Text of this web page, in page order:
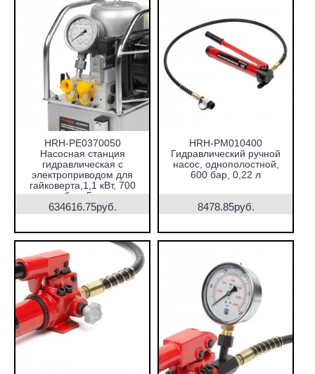
HRH-PE0370050
Насосная станция
гидравлическая с
электроприводом для
гайковерта,1,1 кВт, 700
бар, 5 л
634616.75руб.
HRH-PM010400
Гидравлический ручной
насос, однополостной,
600 бар, 0,22 л
8478.85руб.